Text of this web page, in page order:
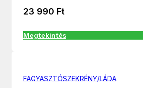
23 990 Ft
Megtekintés
FAGYASZTÓSZEKRÉNY/LÁDA